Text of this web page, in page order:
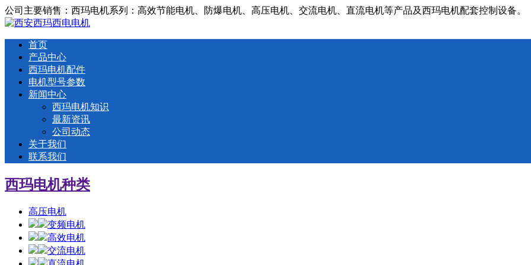
公司主要销售：西玛电机系列：高效节能电机、防爆电机、高压电机、交流电机、直流电机等产品及西玛电机配套控制设备。
首页
产品中心
西玛电机配件
电机型号参数
新闻中心
西玛电机知识
最新资讯
公司动态
关于我们
联系我们
西玛电机种类
高压电机
变频电机
高效电机
交流电机